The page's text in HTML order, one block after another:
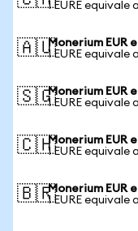
1 EURE equivale a
🇦🇺Monerium EUR
1 EURE equivale
🇸🇬Monerium EUR
1 EURE equivale
🇨🇭Monerium EUR
1 EURE equivale
🇧🇷Monerium EUR
1 EURE equivale